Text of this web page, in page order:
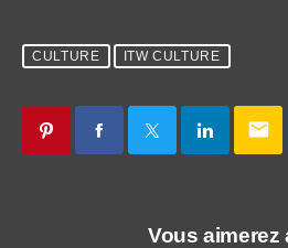
CULTURE ITW CULTURE
email
Vous aimerez